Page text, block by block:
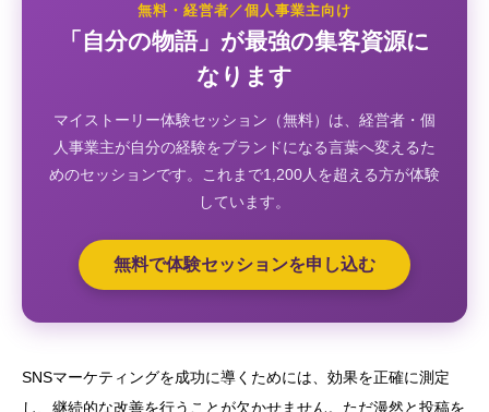
無料・経営者／個人事業主向け
「自分の物語」が最強の集客資源に
なります
マイストーリー体験セッション（無料）は、経営者・個
人事業主が自分の経験をブランドになる言葉へ変えるた
めのセッションです。これまで1,200人を超える方が体験
しています。
無料で体験セッションを申し込む
SNSマーケティングを成功に導くためには、効果を正確に測定
し、継続的な改善を行うことが欠かせません。ただ漫然と投稿を